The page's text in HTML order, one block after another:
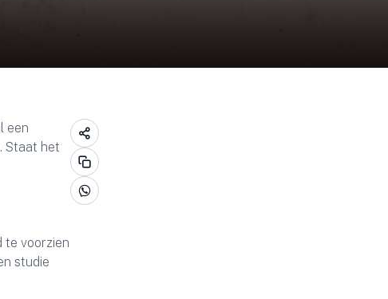
een
Staat het
te voorzien
studie